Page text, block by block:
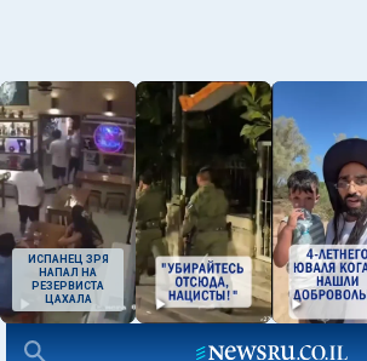
ИСПАНЕЦ ЗРЯ
НАПАЛ НА
РЕЗЕРВИСТА
ЦАХАЛА